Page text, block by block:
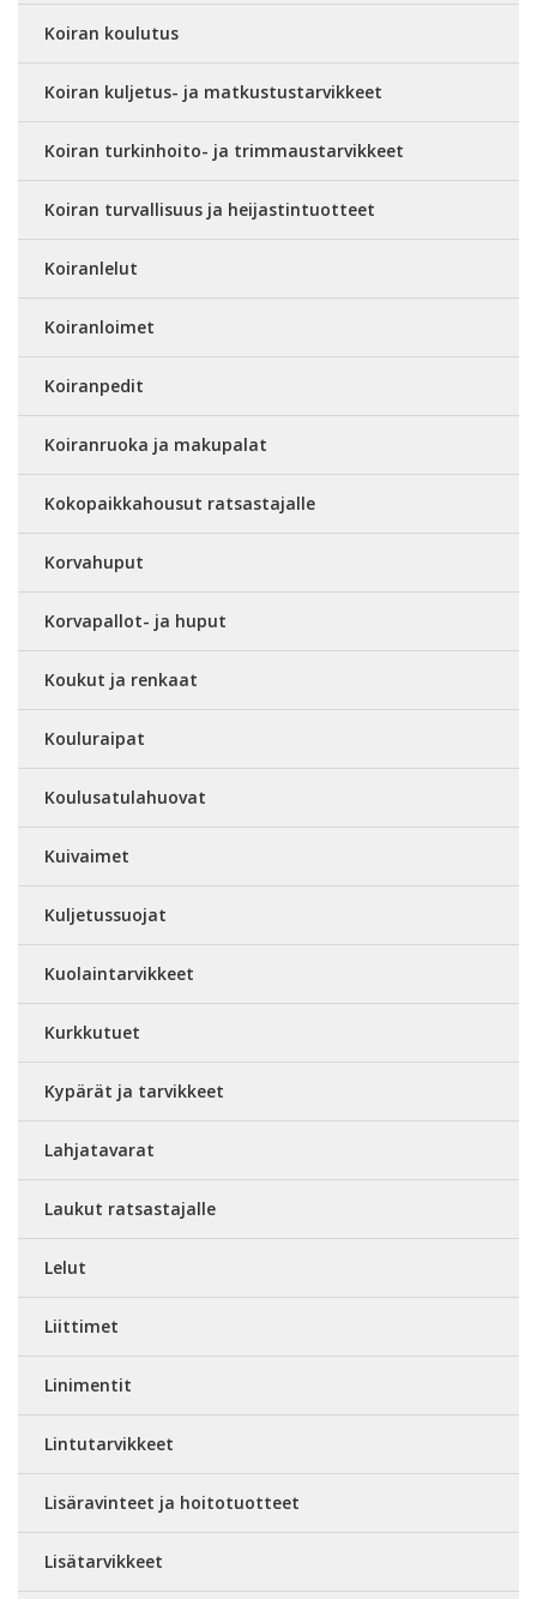
Koiran koulutus
Koiran kuljetus- ja matkustustarvikkeet
Koiran turkinhoito- ja trimmaustarvikkeet
Koiran turvallisuus ja heijastintuotteet
Koiranlelut
Koiranloimet
Koiranpedit
Koiranruoka ja makupalat
Kokopaikkahousut ratsastajalle
Korvahuput
Korvapallot- ja huput
Koukut ja renkaat
Kouluraipat
Koulusatulahuovat
Kuivaimet
Kuljetussuojat
Kuolaintarvikkeet
Kurkkutuet
Kypärät ja tarvikkeet
Lahjatavarat
Laukut ratsastajalle
Lelut
Liittimet
Linimentit
Lintutarvikkeet
Lisäravinteet ja hoitotuotteet
Lisätarvikkeet